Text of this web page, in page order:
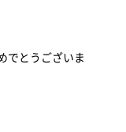
でとうございま